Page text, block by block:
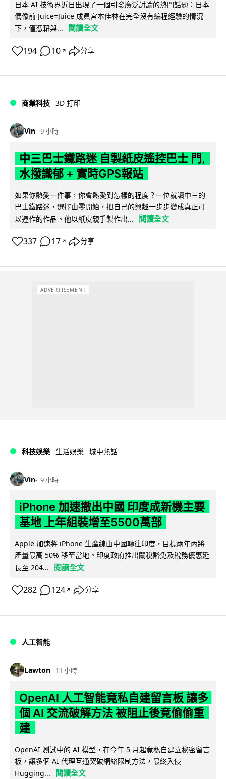
日本 AI 技術界近日出現了一個引發廣泛討論的熱門話題：日本
偶像前 Juice=Juice 成員宮本佳林在完全沒有編程經驗的情況
下，僅憑藉與...
閱讀全文
194 10 ↗ 分享
商業科技 3D 打印
Vin 9 小時
中三巴士鐵路迷 自製紙皮遙控巴士 門,
水撥識郁 + 實時GPS報站
如果你熱愛一件事，你會熱愛到怎樣的程度？一位就讀中三的
巴士鐵路迷，選擇由零開始，把自己的興趣一步步變成真正可
以運作的作品。他以紙皮親手製作出...
閱讀全文
337 17 ↗ 分享
ADVERTISEMENT
科技娛樂 生活娛樂 城中熱話
Vin 9 小時
iPhone 加速撤出中國 印度成新機主要
基地 上年組裝增至5500萬部
Apple 加速將 iPhone 生產線由中國轉往印度，目標兩年內將
產量最高 50% 移至當地。印度政府推出關稅豁免及稅務優惠延
長至 204...
閱讀全文
282 124 ↗ 分享
人工智能
Lawton 11 小時
OpenAI 人工智能竟私自建留言板 讓多
個 AI 交流破解方法 被阻止後竟偷偷重
建
OpenAI 測試中的 AI 模型，在今年 5 月起竟私自建立秘密留言
板，讓多個 AI 代理互通突破網絡限制方法，最終入侵
Hugging...
閱讀全文